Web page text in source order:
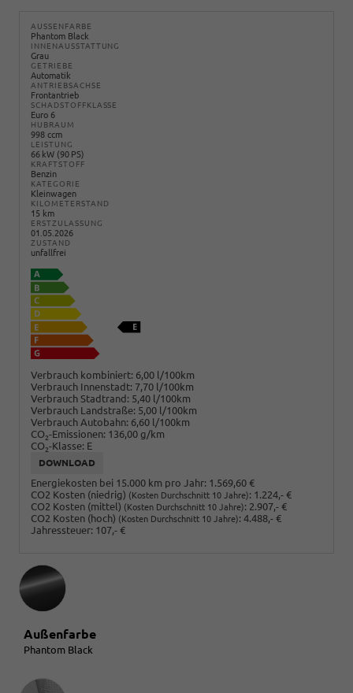
AUSSENFARBE
Phantom Black
INNENAUSSTATTUNG
Grau
GETRIEBE
Automatik
ANTRIEBSACHSE
Frontantrieb
SCHADSTOFFKLASSE
Euro 6
HUBRAUM
998 ccm
LEISTUNG
66 kW (90 PS)
KRAFTSTOFF
Benzin
KATEGORIE
Kleinwagen
KILOMETERSTAND
15 km
ERSTZULASSUNG
01.05.2026
ZUSTAND
unfallfrei
Verbrauch kombiniert: 6,00 l/100km
Verbrauch Innenstadt: 7,70 l/100km
Verbrauch Stadtrand: 5,40 l/100km
Verbrauch Landstraße: 5,00 l/100km
Verbrauch Autobahn: 6,60 l/100km
CO2-Emissionen: 136,00 g/km
CO2-Klasse: E
DOWNLOAD
Energiekosten bei 15.000 km pro Jahr: 1.569,60 €
CO2 Kosten (niedrig) (Kosten Durchschnitt 10 Jahre): 1.224,- €
CO2 Kosten (mittel) (Kosten Durchschnitt 10 Jahre): 2.907,- €
CO2 Kosten (hoch) (Kosten Durchschnitt 10 Jahre): 4.488,- €
Jahressteuer: 107,- €
Außenfarbe
Phantom Black
Innenausstattung